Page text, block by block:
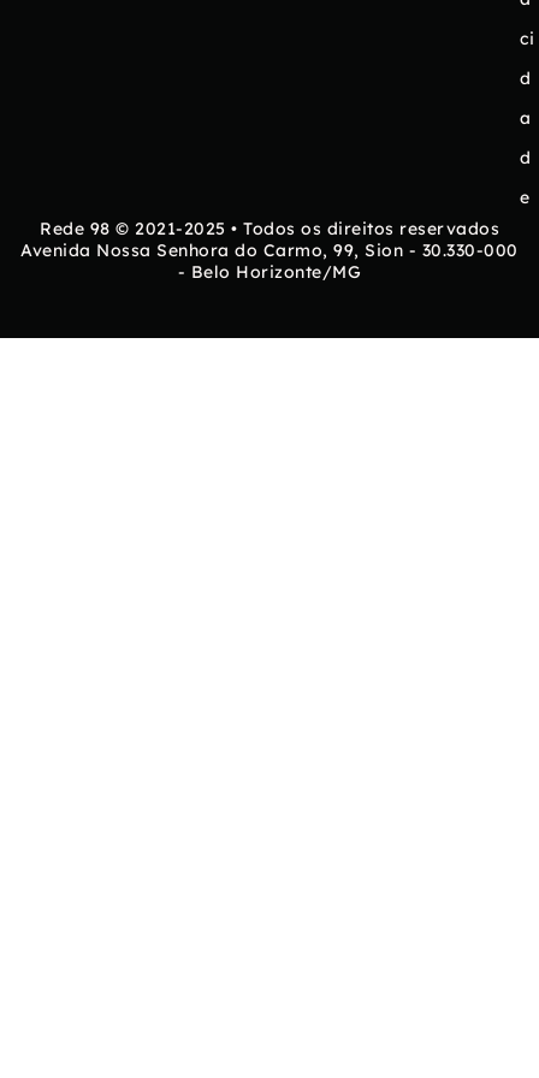
ci
d
a
d
e
Rede 98 © 2021-2025 • Todos os direitos reservados
Avenida Nossa Senhora do Carmo, 99, Sion - 30.330-000
- Belo Horizonte/MG